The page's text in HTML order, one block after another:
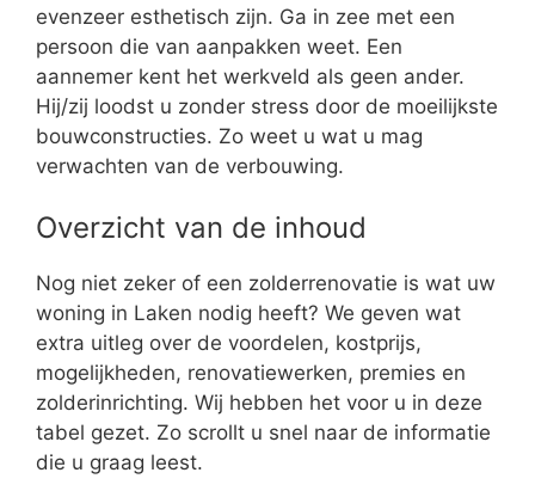
evenzeer esthetisch zijn. Ga in zee met een
persoon die van aanpakken weet. Een
aannemer kent het werkveld als geen ander.
Hij/zij loodst u zonder stress door de moeilijkste
bouwconstructies. Zo weet u wat u mag
verwachten van de verbouwing.
Overzicht van de inhoud
Nog niet zeker of een zolderrenovatie is wat uw
woning in Laken nodig heeft? We geven wat
extra uitleg over de voordelen, kostprijs,
mogelijkheden, renovatiewerken, premies en
zolderinrichting. Wij hebben het voor u in deze
tabel gezet. Zo scrollt u snel naar de informatie
die u graag leest.